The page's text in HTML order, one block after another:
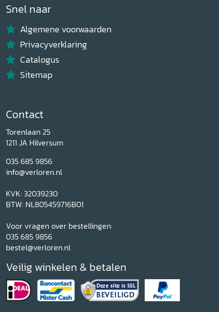
Snel naar
Algemene voorwaarden
Privacyverklaring
Catalogus
Sitemap
Contact
Torenlaan 25
1211 JA Hilversum
035 685 9856
info@verloren.nl
KVK: 32039230
BTW: NL805459716B01
Voor vragen over bestellingen:
035 685 9856
bestel@verloren.nl
Veilig winkelen & betalen